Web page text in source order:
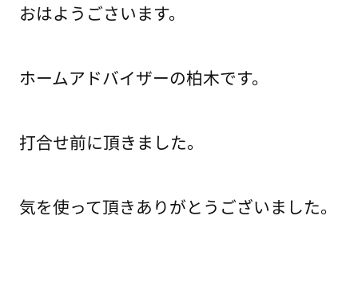
おはようごさいます。
ホームアドバイザーの柏木です。
打合せ前に頂きました。
気を使って頂きありがとうございました。